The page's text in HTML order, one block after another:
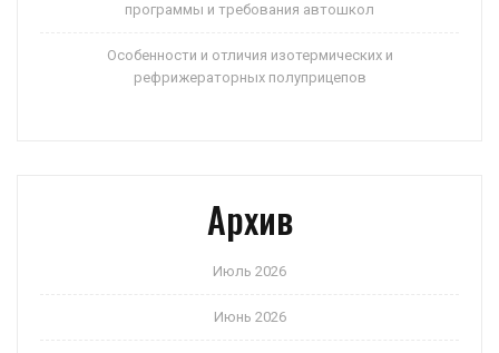
программы и требования автошкол
Особенности и отличия изотермических и
рефрижераторных полуприцепов
Архив
Июль 2026
Июнь 2026